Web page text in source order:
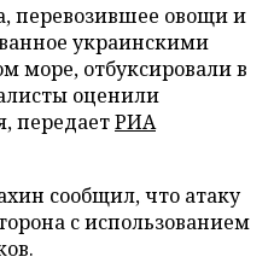
перевозившее овощи и
украинскими
море, отбуксировали в
оценили
передаетРИА
сообщил, что атаку
с использованием